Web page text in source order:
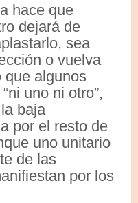
hace que
dejará de
sea
o vuelva
que algunos
uno ni otro”,
baja
por el resto de
uno unitario
de las
por los